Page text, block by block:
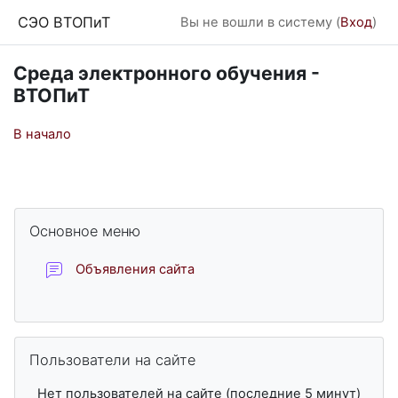
СЭО ВТОПиТ Вы не вошли в систему (Вход)
Среда электронного обучения -
ВТОПиТ
В начало
Блоки
Основное меню
Объявления сайтаФорум
Пользователи на сайте
Нет пользователей на сайте (последние 5 минут)